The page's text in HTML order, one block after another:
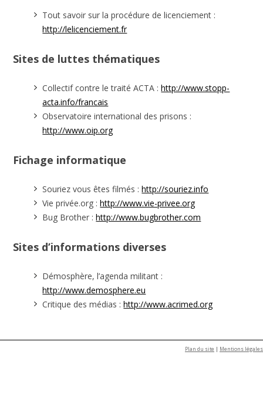
Tout savoir sur la procédure de licenciement :
http://lelicenciement.fr
Sites de luttes thématiques
Collectif contre le traité ACTA :http://www.stopp-
acta.info/francais
Observatoire international des prisons :
http://www.oip.org
Fichage informatique
Souriez vous êtes filmés :http://souriez.info
Vie privée.org :http://www.vie-privee.org
Bug Brother :http://www.bugbrother.com
Sites d’informations diverses
Démosphère, l’agenda militant :
http://www.demosphere.eu
Critique des médias :http://www.acrimed.org
Plan du site | Mentions légales